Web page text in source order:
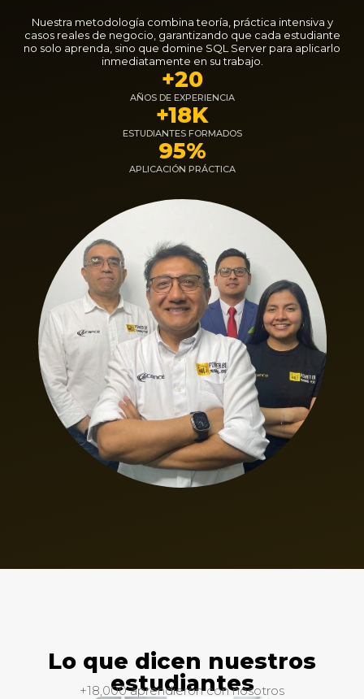
Nuestra metodología combina teoría, práctica intensiva y
casos reales de negocio, garantizando que cada estudiante
no solo aprenda, sino que domine SQL Server para aplicarlo
inmediatamente en su trabajo.
+20
AÑOS DE EXPERIENCIA
+18K
ESTUDIANTES FORMADOS
95%
APLICACIÓN PRÁCTICA
Lo que dicen nuestros
estudiantes
+18,000 aprendieron con nosotros